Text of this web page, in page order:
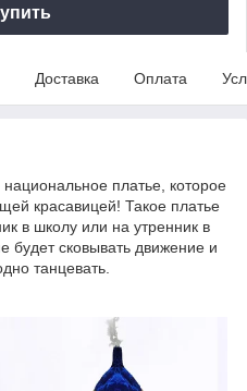
Доставка Оплата
платье, которое
красавицей! Такое платье
в школу или на утренник в
будет сковывать движение и
танцевать.